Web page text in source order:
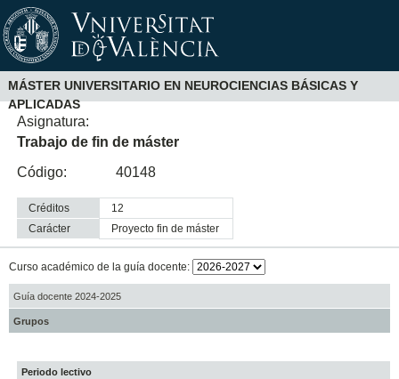
MÁSTER UNIVERSITARIO EN NEUROCIENCIAS BÁSICAS Y
APLICADAS
Asignatura:
Trabajo de fin de máster
Código:
40148
Créditos
12
Carácter
proyecto fin de máster
Curso académico de la guía docente:
Guía docente 2024-2025
Grupos
Periodo lectivo